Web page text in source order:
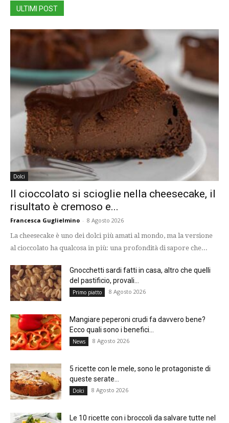
ULTIMI POST
Dolci
Il cioccolato si scioglie nella cheesecake, il
risultato è cremoso e...
Francesca Guglielmino - 8 Agosto 2026
La cheesecake è uno dei dolci più amati al mondo, ma la versione
al cioccolato ha qualcosa in più: una profondità di sapore che...
Gnocchetti sardi fatti in casa, altro che quelli
del pastificio, provali...
Primo piatto 8 Agosto 2026
Mangiare peperoni crudi fa davvero bene?
Ecco quali sono i benefici...
News 8 Agosto 2026
5 ricette con le mele, sono le protagoniste di
queste serate...
Dolci 8 Agosto 2026
Le 10 ricette con i broccoli da salvare tutte nel